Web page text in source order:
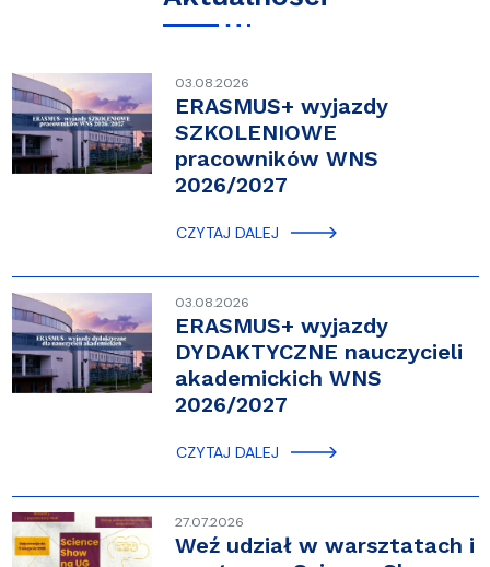
03.08.2026
ERASMUS+ wyjazdy
SZKOLENIOWE
pracowników WNS
2026/2027
CZYTAJ DALEJ
03.08.2026
ERASMUS+ wyjazdy
DYDAKTYCZNE nauczycieli
akademickich WNS
2026/2027
CZYTAJ DALEJ
27.07.2026
Weź udział w warsztatach i